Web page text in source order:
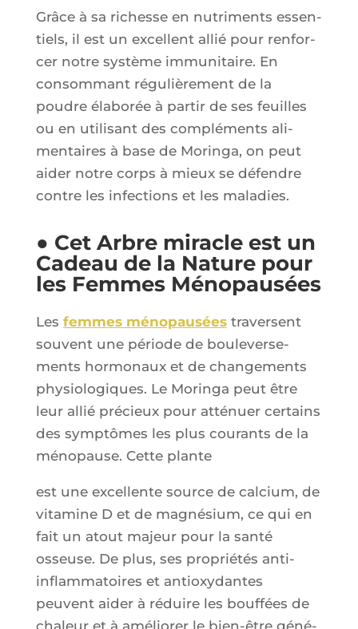
Grâce à sa richesse en nutri­ments essen­
tiels, il est un excellent allié pour ren­for­
cer notre sys­tème immu­ni­taire. En
consom­mant régu­liè­re­ment de la
poudre éla­bo­rée à par­tir de ses feuilles
ou en uti­li­sant des com­plé­ments ali­
men­taires à base de Morin­ga, on peut
aider notre corps à mieux se défendre
contre les infec­tions et les maladies.
● Cet Arbre miracle est un
Cadeau de la Nature pour
les Femmes Ménopausées
Les femmes méno­pau­séestra­versent
sou­vent une période de bou­le­ver­se­
ments hor­mo­naux et de chan­ge­ments
phy­sio­lo­giques. Le Morin­ga peut être
leur allié pré­cieux pour atté­nuer cer­tains
des symp­tômes les plus cou­rants de la
méno­pause. Cette plante
est une excel­lente source de cal­cium, de
vita­mine D et de magné­sium, ce qui en
fait un atout majeur pour la san­té
osseuse. De plus, ses pro­prié­tés anti-
inflam­ma­toires et anti­oxy­dantes
peuvent aider à réduire les bouf­fées de
cha­leur et à amé­lio­rer le bien-être géné­